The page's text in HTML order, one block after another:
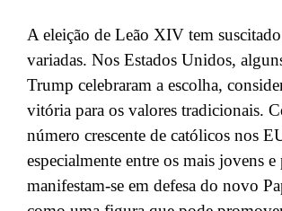
A eleição de Leão XIV tem suscitado
variadas. Nos Estados Unidos,
Trump celebraram a escolha,
vitória para os valores tradicionais.
número crescente de católicos nos
especialmente entre os mais jovens e
manifestam-se em defesa do novo